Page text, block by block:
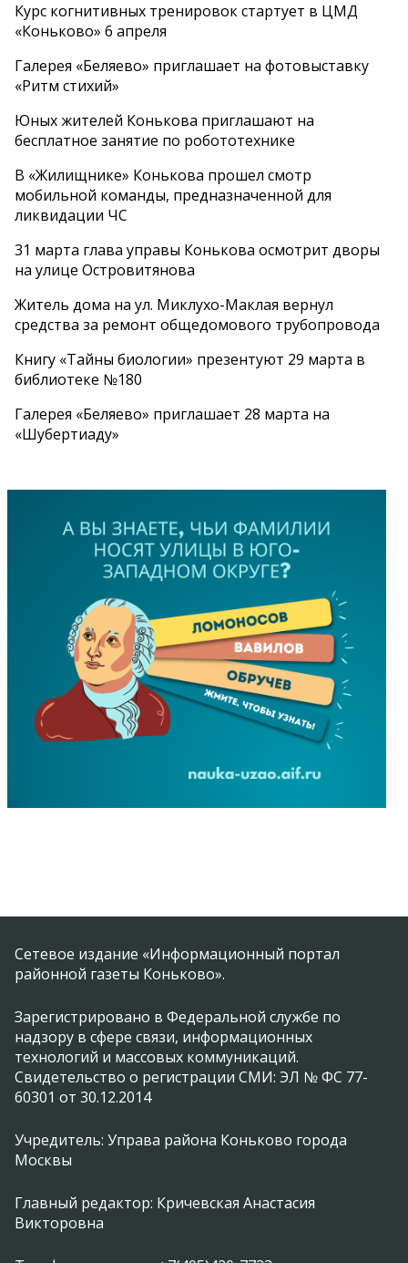
Курс когнитивных тренировок стартует в ЦМД
«Коньково» 6 апреля
Галерея «Беляево» приглашает на фотовыставку
«Ритм стихий»
Юных жителей Конькова приглашают на
бесплатное занятие по робототехнике
В «Жилищнике» Конькова прошел смотр
мобильной команды, предназначенной для
ликвидации ЧС
31 марта глава управы Конькова осмотрит дворы
на улице Островитянова
Житель дома на ул. Миклухо-Маклая вернул
средства за ремонт общедомового трубопровода
Книгу «Тайны биологии» презентуют 29 марта в
библиотеке №180
Галерея «Беляево» приглашает 28 марта на
«Шубертиаду»
Сетевое издание «Информационный портал
районной газеты Коньково».
Зарегистрировано в Федеральной службе по
надзору в сфере связи, информационных
технологий и массовых коммуникаций.
Свидетельство о регистрации СМИ: ЭЛ № ФС 77-
60301 от 30.12.2014
Учредитель: Управа района Коньково города
Москвы
Главный редактор: Кричевская Анастасия
Викторовна